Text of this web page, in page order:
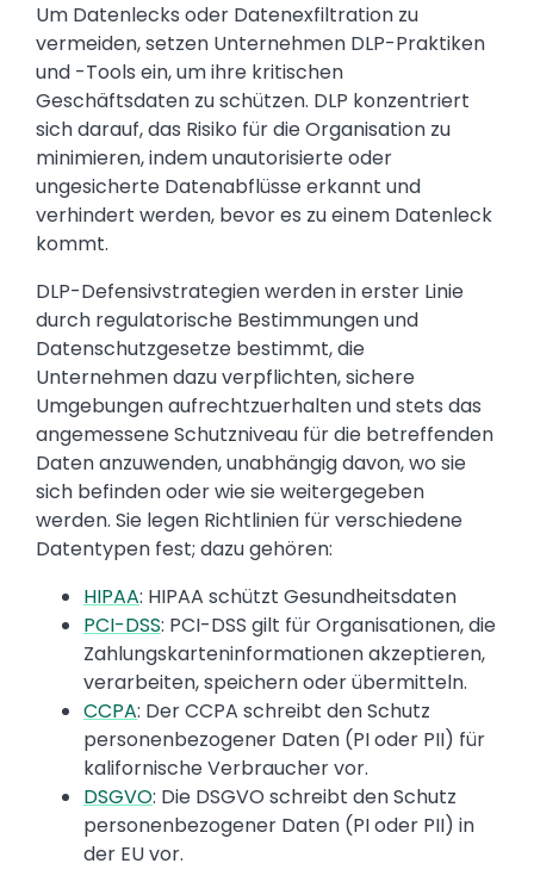
Um Datenlecks oder Datenexfiltration zu
vermeiden, setzen Unternehmen DLP-Praktiken
und -Tools ein, um ihre kritischen
Geschäftsdaten zu schützen. DLP konzentriert
sich darauf, das Risiko für die Organisation zu
minimieren, indem unautorisierte oder
ungesicherte Datenabflüsse erkannt und
verhindert werden, bevor es zu einem Datenleck
kommt.
DLP-Defensivstrategien werden in erster Linie
durch regulatorische Bestimmungen und
Datenschutzgesetze bestimmt, die
Unternehmen dazu verpflichten, sichere
Umgebungen aufrechtzuerhalten und stets das
angemessene Schutzniveau für die betreffenden
Daten anzuwenden, unabhängig davon, wo sie
sich befinden oder wie sie weitergegeben
werden. Sie legen Richtlinien für verschiedene
Datentypen fest; dazu gehören:
HIPAA: HIPAA schützt Gesundheitsdaten
PCI-DSS: PCI-DSS gilt für Organisationen, die
Zahlungskarteninformationen akzeptieren,
verarbeiten, speichern oder übermitteln.
CCPA: Der CCPA schreibt den Schutz
personenbezogener Daten (PI oder PII) für
kalifornische Verbraucher vor.
DSGVO: Die DSGVO schreibt den Schutz
personenbezogener Daten (PI oder PII) in
der EU vor.